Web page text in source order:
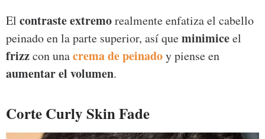
El contraste extremorealmente enfatiza el cabello
peinado en la parte superior, así queminimiceel
frizzcon unacrema de peinadoy piense en
aumentar el volumen.
Corte Curly Skin Fade